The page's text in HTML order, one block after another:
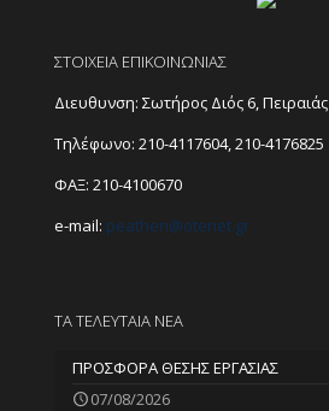
ΣΤΟΙΧΕΙΑ ΕΠΙΚΟΙΝΩΝΙΑΣ
Διευθυνση: Σωτήρος Διός 6, Πειραιάς
Τηλέφωνο: 210-4117604,210-4176825
ΦΑΞ: 210-4100670
e-mail: peathen@otenet.gr
ΤΑ ΤΕΛΕΥΤΑΙΑ ΝΕΑ
ΠΡΟΣΦΟΡΑ ΘΕΣΗΣ ΕΡΓΑΣΙΑΣ
07/08/2026